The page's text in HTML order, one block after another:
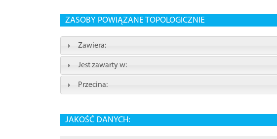
ZASOBY POWIĄZANE TOPOLOGICZNIE
Zawiera:
Jest zawarty w:
Przecina:
JAKOŚĆ DANYCH: